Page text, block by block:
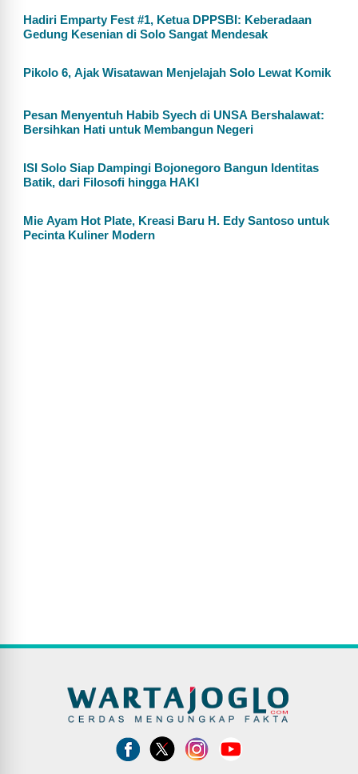
Hadiri Emparty Fest #1, Ketua DPPSBI: Keberadaan
Gedung Kesenian di Solo Sangat Mendesak
Pikolo 6, Ajak Wisatawan Menjelajah Solo Lewat Komik
Pesan Menyentuh Habib Syech di UNSA Bershalawat:
Bersihkan Hati untuk Membangun Negeri
ISI Solo Siap Dampingi Bojonegoro Bangun Identitas
Batik, dari Filosofi hingga HAKI
Mie Ayam Hot Plate, Kreasi Baru H. Edy Santoso untuk
Pecinta Kuliner Modern